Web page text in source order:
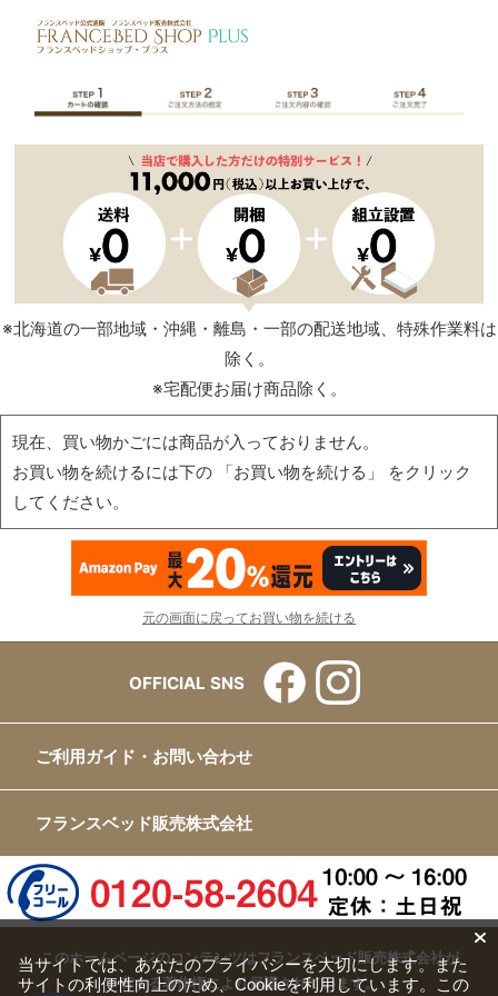
※北海道の一部地域・沖縄・離島・一部の配送地域、特殊作業料は
除く。
※宅配便お届け商品除く。
現在、買い物かごには商品が入っておりません。
お買い物を続けるには下の 「お買い物を続ける」 をクリック
してください。
元の画面に戻ってお買い物を続ける
OFFICIAL SNS
ご利用ガイド・お問い合わせ
フランスベッド販売株式会社
このホームページのコンテンツはフランスベッド販売株式会社が
有する著作権により保護されています。
当サイトでは、あなたのプライバシーを大切にします。また
サイトの利便性向上のため、Cookieを利用しています。この